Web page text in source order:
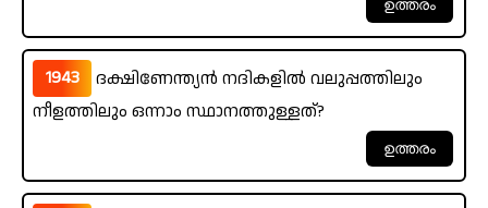
1943
ദക്ഷിണേന്ത്യൻ നദികളിൽ വലുപ്പത്തിലും
നീളത്തിലും ഒന്നാം സ്ഥാനത്തുള്ളത്?